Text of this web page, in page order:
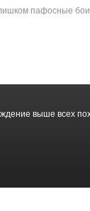
пафосные
выше всех